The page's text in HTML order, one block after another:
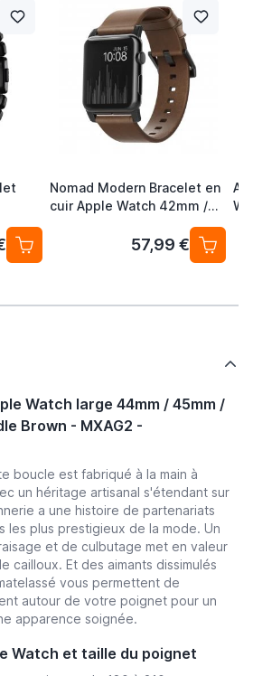
Nomad Modern Bracelet en
cuir Apple Watch 42mm /
44mm / 45mm / 49mm Noir
57,99 €
Watch large 44mm / 45mm /
Brown - MXAG2 -
boucle est fabriqué à la main à
un héritage artisanal s'étendant sur
a une histoire de partenariats
les plus prestigieux de la mode. Un
et de culbutage met en valeur
cailloux. Et des aimants dissimulés
vous permettent de
autour de votre poignet pour un
apparence soignée.
Watch et taille du poignet